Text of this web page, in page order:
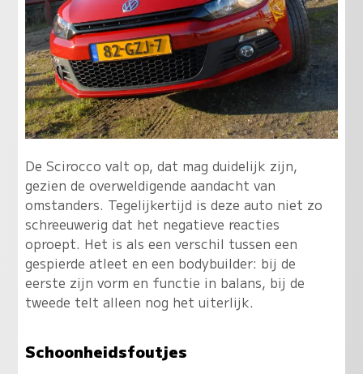
De Scirocco valt op, dat mag duidelijk zijn,
gezien de overweldigende aandacht van
omstanders. Tegelijkertijd is deze auto niet zo
schreeuwerig dat het negatieve reacties
oproept. Het is als een verschil tussen een
gespierde atleet en een bodybuilder: bij de
eerste zijn vorm en functie in balans, bij de
tweede telt alleen nog het uiterlijk.
Schoonheidsfoutjes